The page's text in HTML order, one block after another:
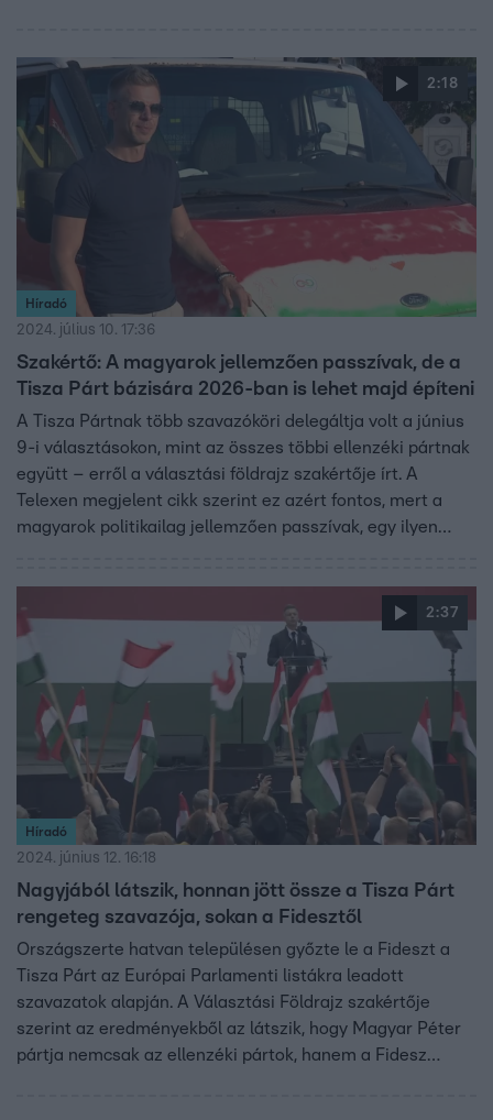
2:18
Híradó
2024. július 10. 17:36
Szakértő: A magyarok jellemzően passzívak, de a
Tisza Párt bázisára 2026-ban is lehet majd építeni
A Tisza Pártnak több szavazóköri delegáltja volt a június
9-i választásokon, mint az összes többi ellenzéki pártnak
együtt – erről a választási földrajz szakértője írt. A
Telexen megjelent cikk szerint ez azért fontos, mert a
magyarok politikailag jellemzően passzívak, egy ilyen
László Róbert politológus szerint ugyanakkor még csak
most jönnek a pártépítés szürke hétköznapjai, amivel
nehezebb motiválni a választókat.
2:37
Híradó
2024. június 12. 16:18
Nagyjából látszik, honnan jött össze a Tisza Párt
rengeteg szavazója, sokan a Fidesztől
Országszerte hatvan településen győzte le a Fideszt a
Tisza Párt az Európai Parlamenti listákra leadott
szavazatok alapján. A Választási Földrajz szakértője
szerint az eredményekből az látszik, hogy Magyar Péter
pártja nemcsak az ellenzéki pártok, hanem a Fidesz